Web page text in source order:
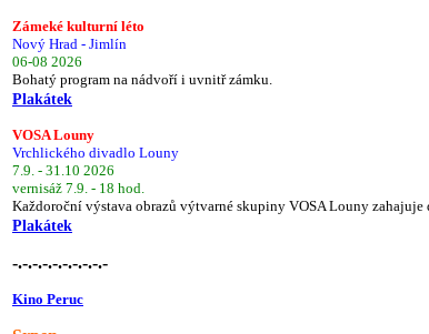
Zámeké kulturní léto
Nový Hrad - Jimlín
06-08 2026
Bohatý program na nádvoří i uvnitř zámku.
Plakátek
VOSA Louny
Vrchlického divadlo Louny
7.9. - 31.10 2026
vernisáž 7.9. - 18 hod.
Každoroční výstava obrazů výtvarné skupiny VOSA Louny zahajuje
Plakátek
-.-.-.-.-.-.-.-.-.-
Kino Peruc